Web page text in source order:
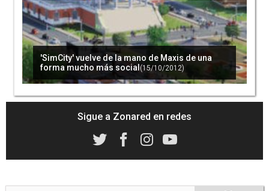
'SimCity' vuelve de la mano de Maxis de una
forma mucho más social(15/10/2012)
Sigue a Zonared en redes